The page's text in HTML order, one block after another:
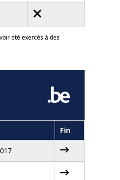
été exercés à des
Fin